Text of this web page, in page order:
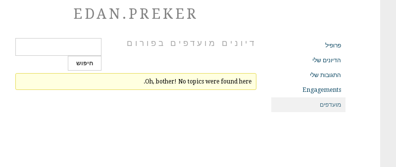
EDAN.PREKER
פרופיל
הדיונים שלי
התגובות שלי
Engagements
מועדפים
דיונים מועדפים בפורום
Oh, bother! No topics were found here.